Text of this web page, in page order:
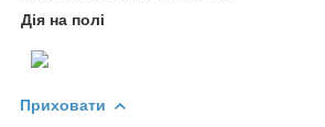
Дія на полі
Приховати